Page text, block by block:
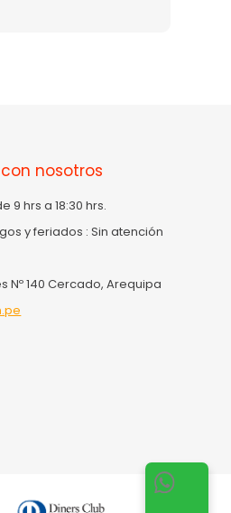
nosotros
9 hrs a 18:30 hrs.
y feriados : Sin atención
Nº 140 Cercado, Arequipa